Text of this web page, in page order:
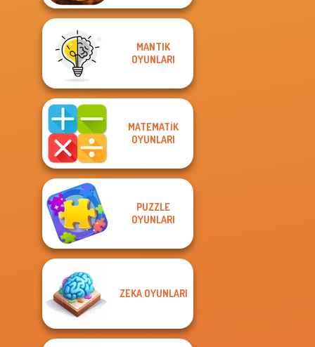
MANTIK
OYUNLARI
MATEMATIK
OYUNLARI
PUZZLE
OYUNLARI
ZEKA OYUNLARI